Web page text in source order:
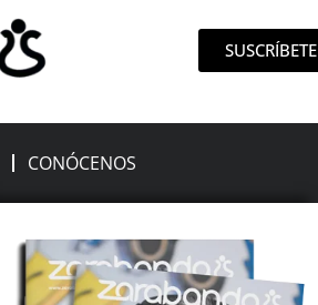
SUSCRÍBETE
CONÓCENOS